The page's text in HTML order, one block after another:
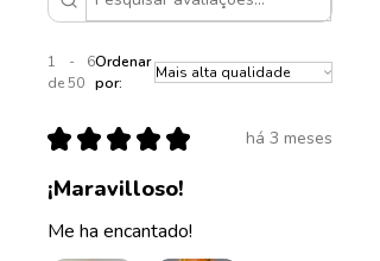
1 - 6
de 50
Ordenar
por:
★ ★ ★ ★ ★ há 3 meses
¡Maravilloso!
Me ha encantado!